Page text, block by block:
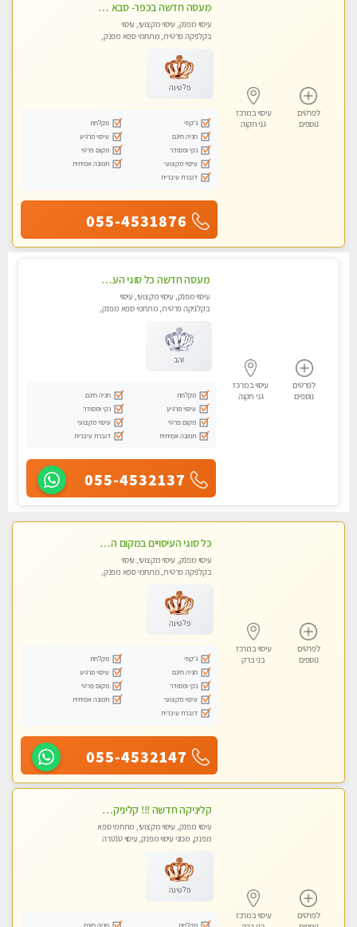
לפרטים
נוספים
עיסוי במרכז
גני תקוה
מעסה חדשה בכפר- סבא מוזמן לחוויה בלתי נשכחת!!!עיסוי מפנק ומקצועי ביותר במקום פרטי לחלוטין!
עיסוי מפנק, עיסוי מקצועי, עיסוי
בקלניקה פרטית, מתחמי ספא מפנק,
פלטינה
ג'קוזי
מקלחת
חניה חינם
עיסוי מרגיע
נקי ומסודר
מקום פרטי
עיסוי מקצועי
תמונה אמיתית
דוברת עיברית
055-4531876
לפרטים
נוספים
עיסוי במרכז
גני תקוה
מעסה חדשה כל סוגי העיסויים מעסה מקצועית ואיכותית פרטי!!!מומלץ לחלוטין!!
עיסוי מפנק, עיסוי מקצועי, עיסוי
בקלניקה פרטית, מתחמי ספא מפנק,
זהב
מקלחת
חניה חינם
עיסוי מרגיע
נקי ומסודר
מקום פרטי
עיסוי מקצועי
תמונה אמיתית
דוברת עיברית
055-4532137
לפרטים
נוספים
עיסוי במרכז
בני ברק
כל סוגי העיסויים במקום הכי מושלם בעיר- בחולון
עיסוי מפנק, עיסוי מקצועי, עיסוי
בקלניקה פרטית, מתחמי ספא מפנק,
פלטינה
ג'קוזי
מקלחת
חניה חינם
עיסוי מרגיע
נקי ומסודר
מקום פרטי
עיסוי מקצועי
תמונה אמיתית
דוברת עיברית
055-4532147
לפרטים
עיסוי במרכז
קליניקה חדשה !!! קליניקה פרטית ואיכותית במיוחד בהרצליה
עיסוי מפנק, עיסוי מקצועי, מתחמי ספא
מפנק, מכוני עיסוי מפנק, עיסוי טנטרה
פלטינה